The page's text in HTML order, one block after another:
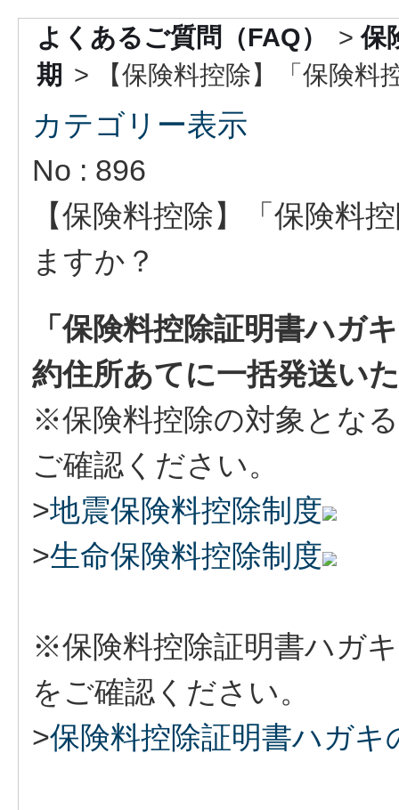
よくあるご質問（FAQ） >保
期 > 【保険料控除】「保険料
カテゴリー表示
No : 896
【保険料控除】「保険料
ますか？
「保険料控除証明書ハガ
約住所あてに一括発送い
※保険料控除の対象とな
ご確認ください。
>地震保険料控除制度
>生命保険料控除制度
※保険料控除証明書ハガ
をご確認ください。
>保険料控除証明書ハガキ